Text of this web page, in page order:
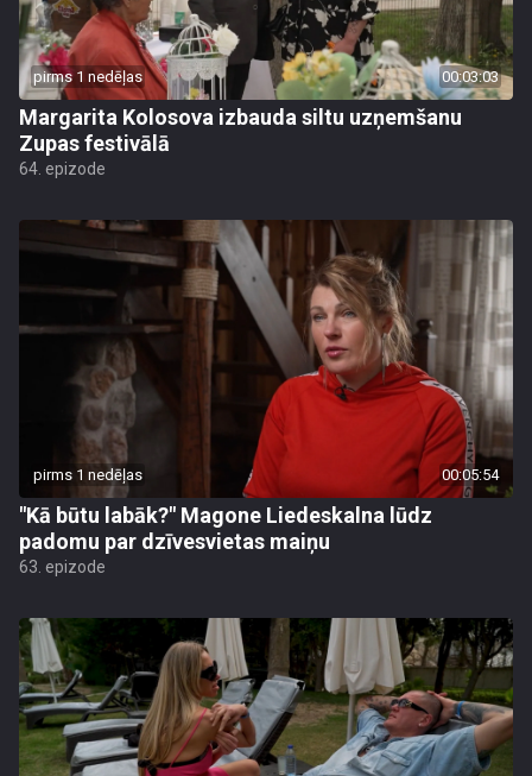
pirms 1 nedēļas 00:03:03
Margarita Kolosova izbauda siltu uzņemšanu
Zupas festivālā
64. epizode
pirms 1 nedēļas 00:05:54
"Kā būtu labāk?" Magone Liedeskalna lūdz
padomu par dzīvesvietas maiņu
63. epizode